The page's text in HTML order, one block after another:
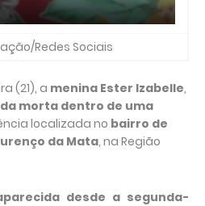
Redes Sociais
(21), a menina Ester Izabelle,
morta dentro de uma
localizada no bairro de
da Mata, na Região
desde a segunda-